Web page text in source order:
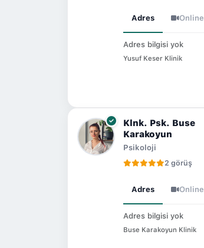
Adres Online
Adres bilgisi yok
Yusuf Keser Klinik
Klnk. Psk. Buse
Karakoyun
Psikoloji
2 görüş
Adres Online
Adres bilgisi yok
Buse Karakoyun Klinik